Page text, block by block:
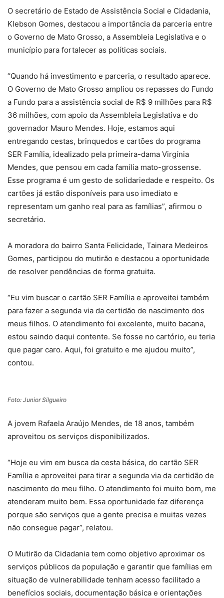
O secretário de Estado de Assistência Social e Cidadania,
Klebson Gomes, destacou a importância da parceria entre
o Governo de Mato Grosso, a Assembleia Legislativa e o
município para fortalecer as políticas sociais.
“Quando há investimento e parceria, o resultado aparece.
O Governo de Mato Grosso ampliou os repasses do Fundo
a Fundo para a assistência social de R$ 9 milhões para R$
36 milhões, com apoio da Assembleia Legislativa e do
governador Mauro Mendes. Hoje, estamos aqui
entregando cestas, brinquedos e cartões do programa
SER Família, idealizado pela primeira-dama Virgínia
Mendes, que pensou em cada família mato-grossense.
Esse programa é um gesto de solidariedade e respeito. Os
cartões já estão disponíveis para uso imediato e
representam um ganho real para as famílias”, afirmou o
secretário.
A moradora do bairro Santa Felicidade, Tainara Medeiros
Gomes, participou do mutirão e destacou a oportunidade
de resolver pendências de forma gratuita.
“Eu vim buscar o cartão SER Família e aproveitei também
para fazer a segunda via da certidão de nascimento dos
meus filhos. O atendimento foi excelente, muito bacana,
estou saindo daqui contente. Se fosse no cartório, eu teria
que pagar caro. Aqui, foi gratuito e me ajudou muito”,
contou.
Foto: Junior Silgueiro
A jovem Rafaela Araújo Mendes, de 18 anos, também
aproveitou os serviços disponibilizados.
“Hoje eu vim em busca da cesta básica, do cartão SER
Família e aproveitei para tirar a segunda via da certidão de
nascimento do meu filho. O atendimento foi muito bom, me
atenderam muito bem. Essa oportunidade faz diferença
porque são serviços que a gente precisa e muitas vezes
não consegue pagar”, relatou.
O Mutirão da Cidadania tem como objetivo aproximar os
serviços públicos da população e garantir que famílias em
situação de vulnerabilidade tenham acesso facilitado a
benefícios sociais, documentação básica e orientações